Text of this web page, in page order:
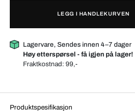
LEGG I HANDLEKURVEN
Lagervare, Sendes innen 4–7 dager
Høy etterspørsel - få igjen på lager!
Fraktkostnad:99,-
Produktspesifikasjon